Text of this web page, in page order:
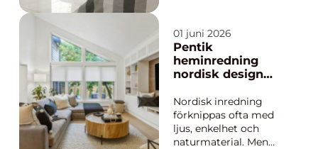
en helhet som
antingen lyfter
inredningen eller drar
ner den. Med rätt
förändra både
stämning och
funktion, ofta...
01 juni 2026
Pentik
heminredning
nordisk design
varmt och
personligt
Nordisk inredning
förknippas ofta med
ljus, enkelhet och
naturmaterial. Men